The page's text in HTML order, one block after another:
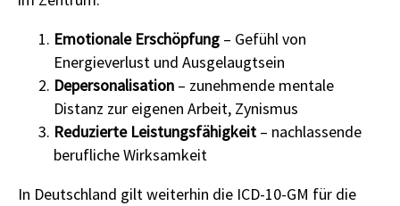
Emotionale Erschöpfung – Gefühl von
Energieverlust und Ausgelaugtsein
Depersonalisation – zunehmende mentale
Distanz zur eigenen Arbeit, Zynismus
Reduzierte Leistungsfähigkeit – nachlassende
berufliche Wirksamkeit
In Deutschland gilt weiterhin die ICD-10-GM für die